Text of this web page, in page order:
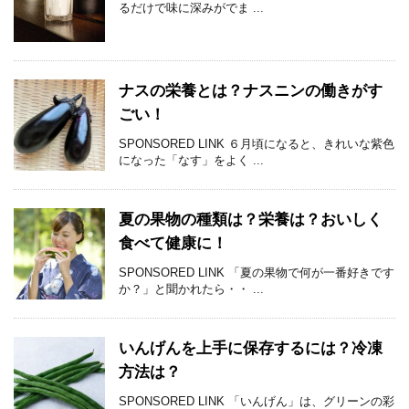
るだけで味に深みがでま ...
ナスの栄養とは？ナスニンの働きがす
ごい！
SPONSORED LINK ６月頃になると、きれいな紫色
になった「なす」をよく ...
夏の果物の種類は？栄養は？おいしく
食べて健康に！
SPONSORED LINK 「夏の果物で何が一番好きです
か？」と聞かれたら・・ ...
いんげんを上手に保存するには？冷凍
方法は？
SPONSORED LINK 「いんげん」は、グリーンの彩